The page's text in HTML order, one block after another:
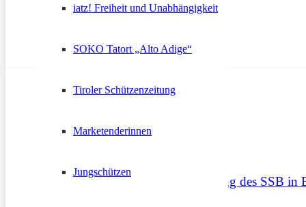
iatz! Freiheit und Unabhängigkeit
SOKO Tatort „Alto Adige“
Tiroler Schützenzeitung
Marketenderinnen
Jungschützen
58. Bundesversammlung des SSB in